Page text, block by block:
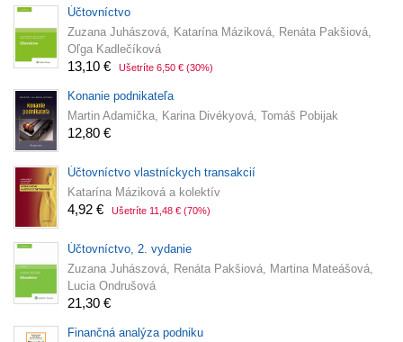
Účtovníctvo
Zuzana Juhászová, Katarína Máziková, Renáta Pakšiová,
Oľga Kadlečíková
13,10 € Ušetríte 6,50 € (30%)
Konanie podnikateľa
Martin Adamička, Karina Divékyová, Tomáš Pobijak
12,80 €
Účtovníctvo vlastníckych transakcií
Katarína Máziková a kolektív
4,92 € Ušetríte 11,48 € (70%)
Účtovníctvo, 2. vydanie
Zuzana Juhászová, Renáta Pakšiová, Martina Mateášová,
Lucia Ondrušová
21,30 €
Finančná analýza podniku